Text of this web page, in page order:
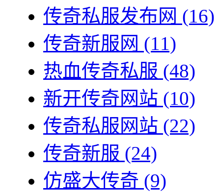
传奇私服发布网 (16)
传奇新服网 (11)
热血传奇私服 (48)
新开传奇网站 (10)
传奇私服网站 (22)
传奇新服 (24)
仿盛大传奇 (9)